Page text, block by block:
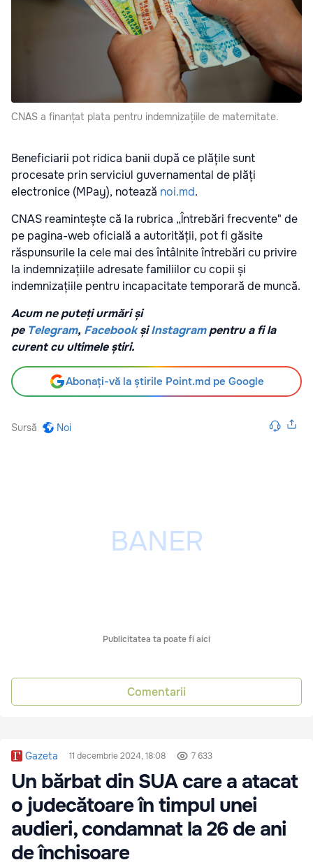
CNAS a finanțat plata pentru indemnizațiile de maternitate.
Beneficiarii pot ridica banii după ce plățile sunt
procesate prin serviciul guvernamental de plăți
electronice (MPay), notează noi.md.
CNAS reamintește că la rubrica „Întrebări frecvente" de
pe pagina-web oficială a autorității, pot fi găsite
răspunsurile la cele mai des întâlnite întrebări cu privire
la indemnizațiile adresate familiilor cu copii și
indemnizațiile pentru incapacitate temporară de muncă.
Acum ne puteți urmări și
pe Telegram, Facebook șiInstagrampentru a fi la
curent cu ultimele știri.
Abonați-vă la știrile Point.md pe Google
Sursă Noi
Publicitatea ta poate fi aici
Comentarii
Gazeta 11 decembrie 2024, 18:08 7 633
Un bărbat din SUA care a atacat
o judecătoare în timpul unei
audieri, condamnat la 26 de ani
de închisoare